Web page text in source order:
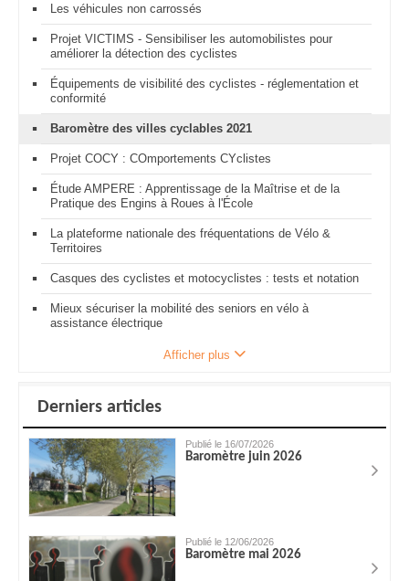
Les véhicules non carrossés
Projet VICTIMS - Sensibiliser les automobilistes pour
améliorer la détection des cyclistes
Équipements de visibilité des cyclistes - réglementation et
conformité
Baromètre des villes cyclables 2021
Projet COCY : COmportements CYclistes
Étude AMPERE : Apprentissage de la Maîtrise et de la
Pratique des Engins à Roues à l'École
La plateforme nationale des fréquentations de Vélo &
Territoires
Casques des cyclistes et motocyclistes : tests et notation
Mieux sécuriser la mobilité des seniors en vélo à
assistance électrique
Afficher plus
Derniers articles
Publié le 16/07/2026
Baromètre juin 2026
Publié le 12/06/2026
Baromètre mai 2026